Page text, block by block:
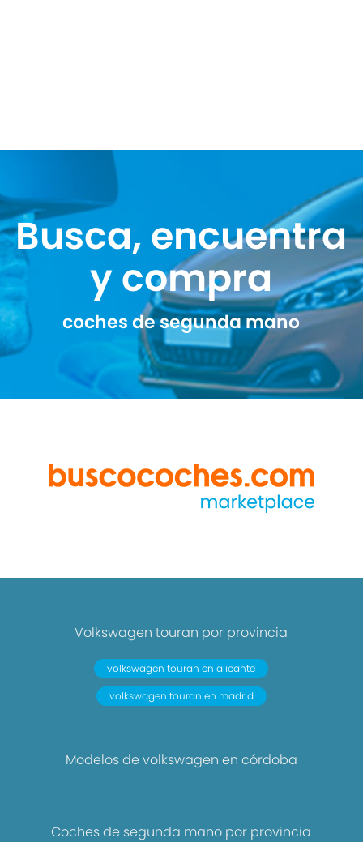
Busca, encuentra
y compra
coches de segunda mano
Volkswagen touran por provincia
volkswagen touran en alicante
volkswagen touran en madrid
Modelos de volkswagen en córdoba
Coches de segunda mano por provincia